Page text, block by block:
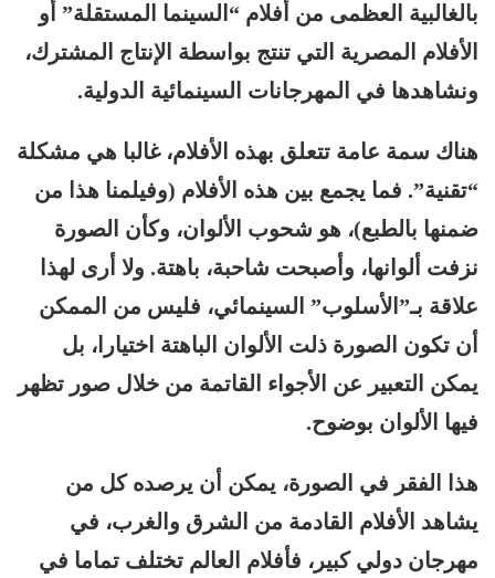
بالغالبية العظمى من أفلام “السينما المستقلة” أو
الأفلام المصرية التي تنتج بواسطة الإنتاج المشترك،
ونشاهدها في المهرجانات السينمائية الدولية.
هناك سمة عامة تتعلق بهذه الأفلام، غالبا هي مشكلة
“تقنية”. فما يجمع بين هذه الأفلام (وفيلمنا هذا من
ضمنها بالطبع)، هو شحوب الألوان، وكأن الصورة
نزفت ألوانها، وأصبحت شاحبة، باهتة. ولا أرى لهذا
علاقة بـ”الأسلوب” السينمائي، فليس من الممكن
أن تكون الصورة ذلت الألوان الباهتة اختيارا، بل
يمكن التعبير عن الأجواء القاتمة من خلال صور تظهر
فيها الألوان بوضوح.
هذا الفقر في الصورة، يمكن أن يرصده كل من
يشاهد الأفلام القادمة من الشرق والغرب، في
مهرجان دولي كبير، فأفلام العالم تختلف تماما في